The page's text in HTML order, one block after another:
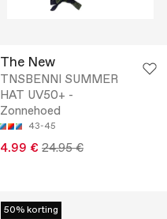
The New
TNSBENNI SUMMER
HAT UV50+ -
Zonnehoed
43-45
4.99 € 24.95 €
50% korting